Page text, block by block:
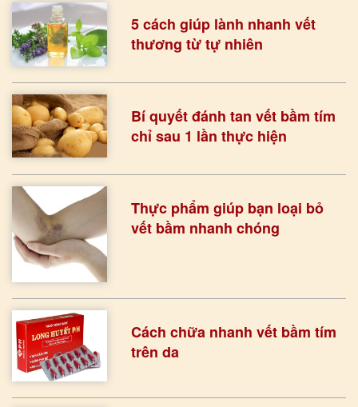
5 cách giúp lành nhanh vết
thương từ tự nhiên
Bí quyết đánh tan vết bầm tím
chỉ sau 1 lần thực hiện
Thực phẩm giúp bạn loại bỏ
vết bầm nhanh chóng
Cách chữa nhanh vết bầm tím
trên da